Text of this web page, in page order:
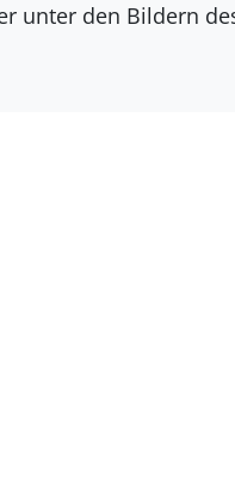
unter den Bildern